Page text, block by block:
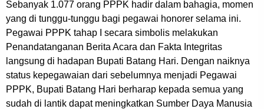
Sebanyak 1.077 orang PPPK hadir dalam bahagia, momen
yang di tunggu-tunggu bagi pegawai honorer selama ini.
Pegawai PPPK tahap I secara simbolis melakukan
Penandatanganan Berita Acara dan Fakta Integritas
langsung di hadapan Bupati Batang Hari. Dengan naiknya
status kepegawaian dari sebelumnya menjadi Pegawai
PPPK, Bupati Batang Hari berharap kepada semua yang
sudah di lantik dapat meningkatkan Sumber Daya Manusia